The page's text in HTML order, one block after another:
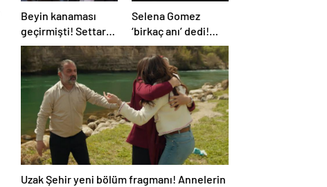
Beyin kanaması
geçirmişti! Settar
Tanrıöğen köy
hayatını anlattı:
Elektrik bile yok
Selena Gomez
‘birkaç anı’ dedi!
Sevgilisiyle dudak
dudağa poz
Uzak Şehir yeni bölüm fragmanı! Annelerin